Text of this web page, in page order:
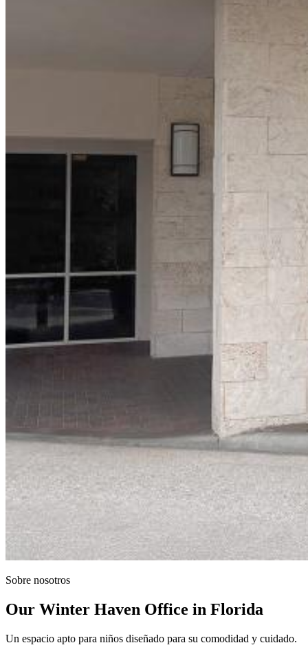
Sobre nosotros
Our Winter Haven Office in Florida
Un espacio apto para niños diseñado para su comodidad y cuidado.